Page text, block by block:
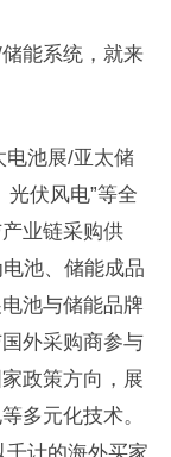
能系统，就来
电池展/亚太储
光伏风电”等全
业链采购供
池、储能成品
池与储能品牌
外采购商参与
政策方向，展
多元化技术。
计的海外买家